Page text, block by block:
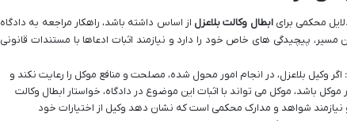
محکمی برایابطال وکالت بلاعزل از اساس داشته باشد، راهکار مراجعه به دادگاه
پیچیدگی های خاص خود را دارد و نیازمند اثبات ادعاها با مستندات قانونی
اگر وکیل بلاعزل، در انجام امور محول شده، مصلحت و منافع موکل را رعایت نکند و
باشد، موکل می تواند با اثبات این موضوع در دادگاه، خواستار ابطال وکالت
نیازمند شواهد و مدارک محکمی است که نشان دهد وکیل از اختیارات خود